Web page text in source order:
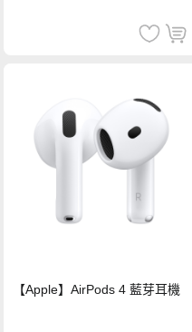
【Apple】AirPods 4 藍芽耳機